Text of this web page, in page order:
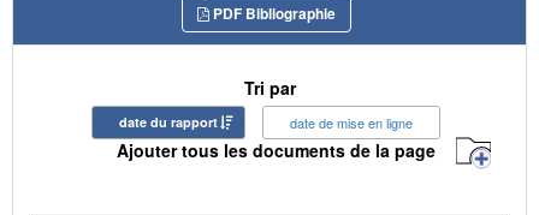
PDF Bibliographie
Tri par
date du rapport date de mise en ligne
Ajouter tous les documents de la page